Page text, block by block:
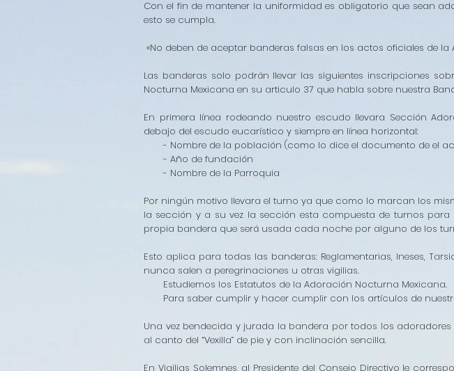
Con el fin de mantener la uniformidad es obligatorio que sean
esto se cumpla.
«No deben de aceptar banderas falsas en los actos oficiales de
Las banderas solo podrán llevar las siguientes inscripciones
Nocturna Mexicana en su articulo 37 que habla sobre nuestra
En primera línea rodeando nuestro escudo llevara Sección
debajo del escudo eucarístico y siempre en línea horizontal:
- Nombre de la población (como lo dice el documento de el
- Año de fundación
- Nombre de la Parroquia
Por ningún motivo llevara el turno ya que como lo marcan los
la sección y a su vez la sección esta compuesta de turnos
propia bandera que será usada cada noche por alguno de los
Esto aplica para todas las banderas: Reglamentarias, Ineses,
nunca salen a peregrinaciones u otras vigilias.
Estudiemos los Estatutos de la Adoración Nocturna Mexicana.
Para saber cumplir y hacer cumplir con los artículos de
Una vez bendecida y jurada la bandera por todos los
al canto del “Vexilla” de pie y con inclinación sencilla.
En Vigilias Solemnes, al Presidente del Consejo Directivo le